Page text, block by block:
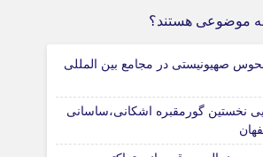
چه موضوعی هستند؟
صهیونیستی در مجامع بین المللی
نخستین گورمقبره اشکانی،ساسانی